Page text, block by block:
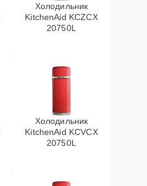
Холодильник
KitchenAid KCZCX
20750L
Холодильник
KitchenAid KCVCX
20750L